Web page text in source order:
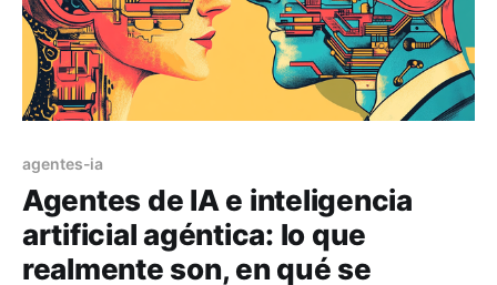
agentes-ia
Agentes de IA e inteligencia
artificial agéntica: lo que
realmente son, en qué se